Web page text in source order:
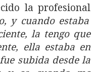
la profesional
y cuando estaba
la tengo que
ella estaba en
subida desde la